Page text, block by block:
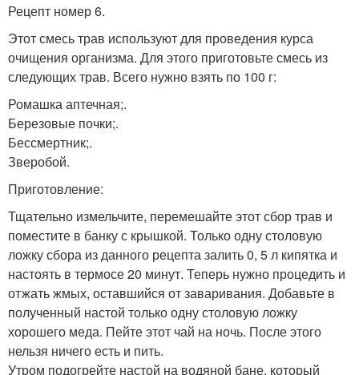
Рецепт номер 6.
Этот смесь трав используют для проведения курса
очищения организма. Для этого приготовьте смесь из
следующих трав. Всего нужно взять по 100 г:
Ромашка аптечная;.
Березовые почки;.
Бессмертник;.
Зверобой.
Приготовление:
Тщательно измельчите, перемешайте этот сбор трав и
поместите в банку с крышкой. Только одну столовую
ложку сбора из данного рецепта залить 0, 5 л кипятка и
настоять в термосе 20 минут. Теперь нужно процедить и
отжать жмых, оставшийся от заваривания. Добавьте в
полученный настой только одну столовую ложку
хорошего меда. Пейте этот чай на ночь. После этого
нельзя ничего есть и пить.
Утром подогрейте настой на водяной бане, который